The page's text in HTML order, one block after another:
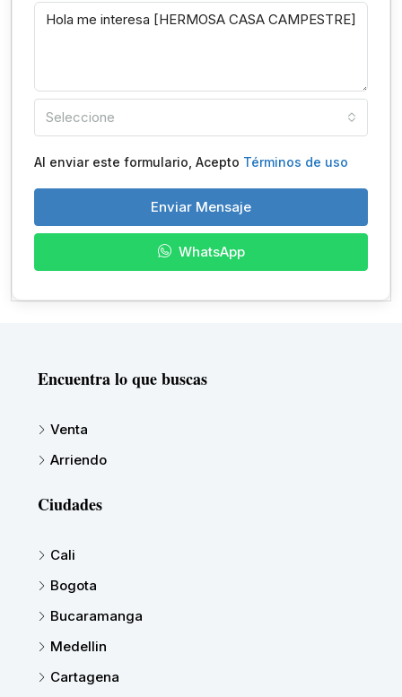
Seleccione
Al enviar este formulario, Acepto Términos de uso
Enviar Mensaje
WhatsApp
Encuentra lo que buscas
Venta
Arriendo
Ciudades
Cali
Bogota
Bucaramanga
Medellin
Cartagena